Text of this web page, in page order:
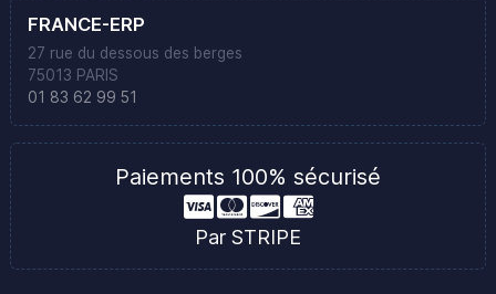
FRANCE-ERP
27 rue du dessous des berges
75013 PARIS
01 83 62 99 51
Paiements 100% sécurisé
Par STRIPE